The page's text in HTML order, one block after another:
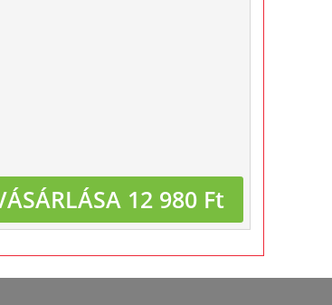
12 980 Ft